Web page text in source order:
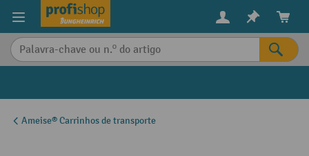
principal
Ameise® Carrinhos de transporte